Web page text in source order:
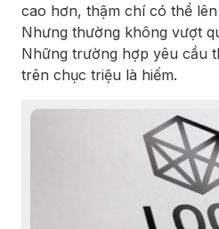
cao hơn, thậm chí có thể
Nhưng thường không vượt
Những trường hợp yêu cầu
trên chục triệu là hiếm.